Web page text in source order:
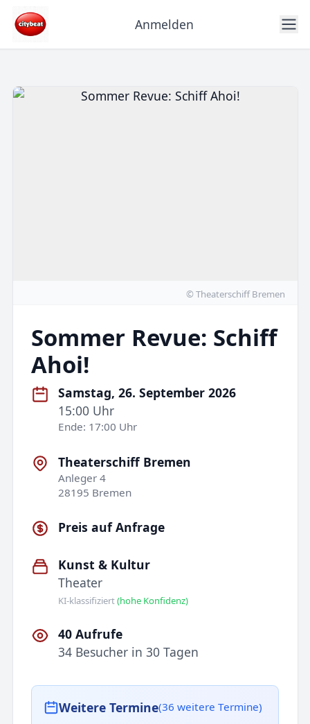
Anmelden
© Theaterschiff Bremen
Sommer Revue: Schiff
Ahoi!
Samstag, 26. September 2026
15:00 Uhr
Ende: 17:00 Uhr
Theaterschiff Bremen
Anleger 4
28195 Bremen
Preis auf Anfrage
Kunst & Kultur
Theater
KI-klassifiziert(hohe Konfidenz)
40 Aufrufe
34 Besucher in 30 Tagen
Weitere Termine(36 weitere Termine)